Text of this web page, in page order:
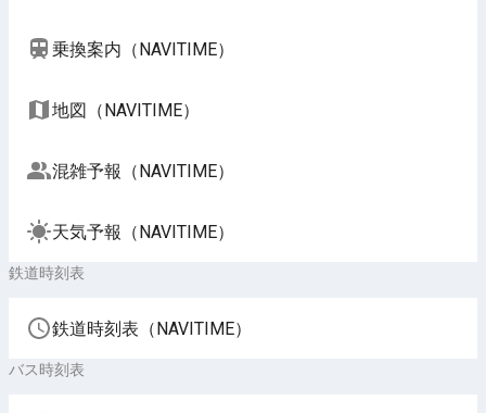
乗換案内（NAVITIME）
地図（NAVITIME）
混雑予報（NAVITIME）
天気予報（NAVITIME）
鉄道時刻表
鉄道時刻表（NAVITIME）
バス時刻表